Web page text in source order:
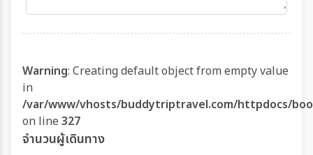
Warning: Creating default object from empty value
in
/var/www/vhosts/buddytriptravel.com/httpdocs/
on line 327
จำนวนผู้เดินทาง